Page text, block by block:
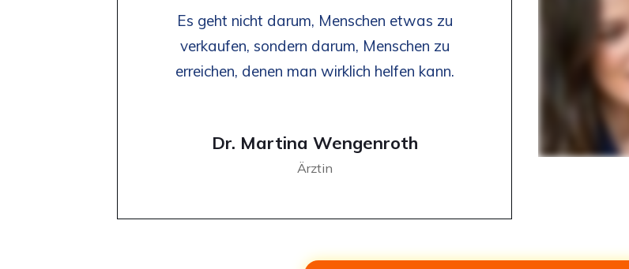
Es geht nicht darum, Menschen etwas zu
verkaufen, sondern darum, Menschen zu
erreichen, denen man wirklich helfen kann.
Dr. Martina Wengenroth
Ärztin